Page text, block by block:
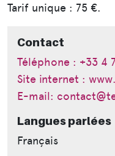
Tarif unique : 75 €.
Contact
Téléphone : +33 4
Site internet :
E-mail:
Langues parlées
Français